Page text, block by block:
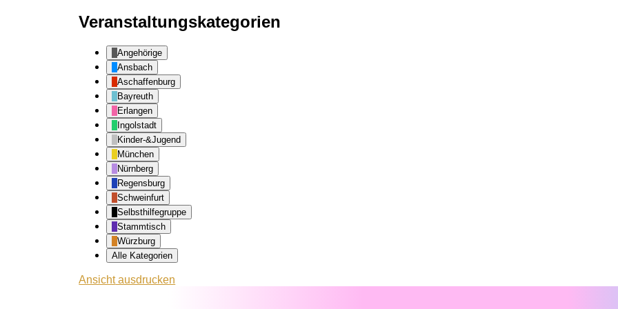
Veranstaltungskategorien
Angehörige
Ansbach
Aschaffenburg
Bayreuth
Erlangen
Ingolstadt
Kinder-&Jugend
München
Nürnberg
Regensburg
Schweinfurt
Selbsthilfegruppe
Stammtisch
Würzburg
Alle Kategorien
Ansichtausdrucken